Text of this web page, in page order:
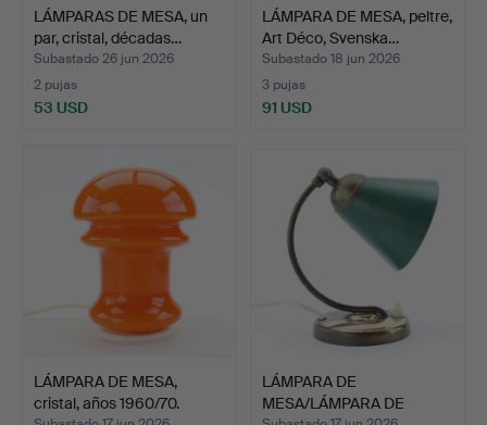
LÁMPARAS DE MESA, un
par, cristal, décadas…
Subastado 26 jun 2026
2 pujas
53 USD
LÁMPARA DE MESA, peltre,
Art Déco, Svenska…
Subastado 18 jun 2026
3 pujas
91 USD
LÁMPARA DE MESA,
cristal, años 1960/70.
LÁMPARA DE
MESA/LÁMPARA DE